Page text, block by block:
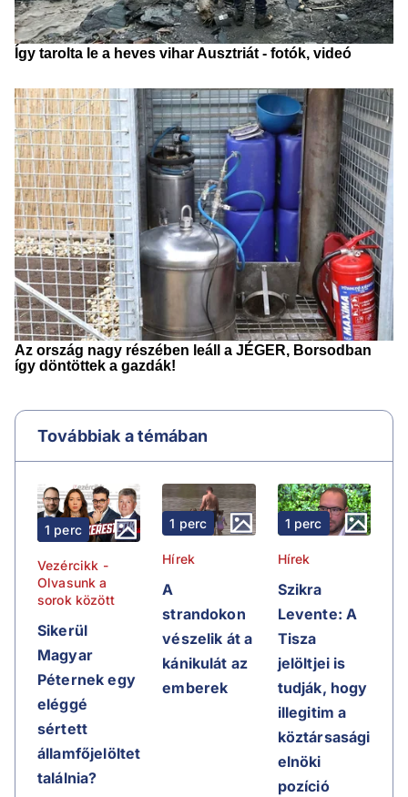
Továbbiak a témában
1 perc
Vezércikk -
Olvasunk a
sorok között
Sikerül
Magyar
Péternek egy
eléggé
sértett
államfőjelöltet
találnia?
1 perc
Hírek
A
strandokon
vészelik át a
kánikulát az
emberek
1 perc
Hírek
Szikra
Levente: A
Tisza
jelöltjei is
tudják, hogy
illegitim a
köztársasági
elnöki
pozíció